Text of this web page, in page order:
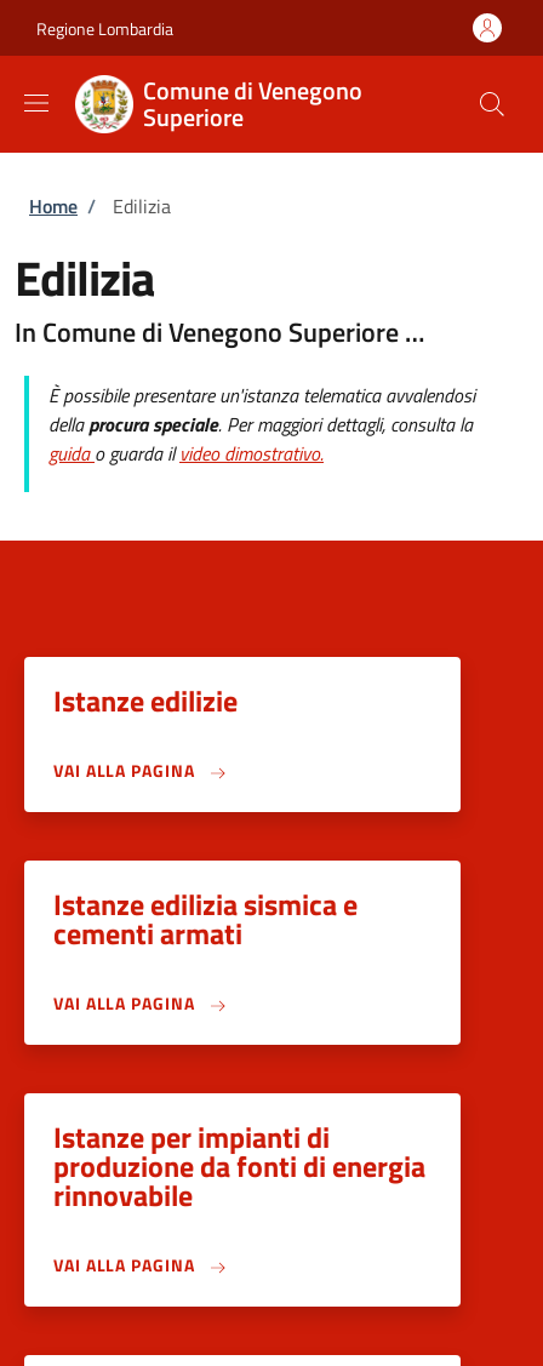
Regione Lombardia
Comune di Venegono
Superiore
Briciole di pane
Home / Edilizia
Edilizia
In Comune di Venegono Superiore …
È possibile presentare un'istanza telematica avvalendosi
dellaprocura speciale. Per maggiori dettagli, consulta la
guidao guarda ilvideo dimostrativo.
Istanze edilizie
VAI ALLA PAGINA
Istanze edilizia sismica e
cementi armati
VAI ALLA PAGINA
Istanze per impianti di
produzione da fonti di energia
rinnovabile
VAI ALLA PAGINA